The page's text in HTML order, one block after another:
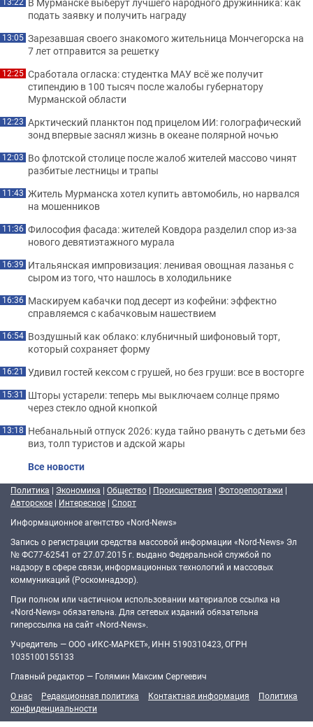
подать заявку и получить награду
13:05 Зарезавшая своего знакомого жительница Мончегорска на
7 лет отправится за решетку
12:25 Сработала огласка: студентка МАУ всё же получит
стипендию в 100 тысяч после жалобы губернатору
Мурманской области
12:23 Арктический планктон под прицелом ИИ: голографический
зонд впервые заснял жизнь в океане полярной ночью
12:03 Во флотской столице после жалоб жителей массово чинят
разбитые лестницы и трапы
11:43 Житель Мурманска хотел купить автомобиль, но нарвался
на мошенников
11:36 Философия фасада: жителей Ковдора разделил спор из-за
нового девятиэтажного мурала
16:39 Итальянская импровизация: ленивая овощная лазанья с
сыром из того, что нашлось в холодильнике
16:36 Маскируем кабачки под десерт из кофейни: эффектно
справляемся с кабачковым нашествием
16:54 Воздушный как облако: клубничный шифоновый торт,
который сохраняет форму
16:21 Удивил гостей кексом с грушей, но без груши: все в восторге
15:31 Шторы устарели: теперь мы выключаем солнце прямо
через стекло одной кнопкой
13:18 Небанальный отпуск 2026: куда тайно рвануть с детьми без
виз, толп туристов и адской жары
Все новости
Политика | Экономика | Общество | Происшествия | Фоторепортажи |
Авторское | Интересное | Спорт
Информационное агентство «Nord-News»
Запись о регистрации средства массовой информации «Nord-News» Эл
№ ФС77-62541 от 27.07.2015 г. выдано Федеральной службой по
надзору в сфере связи, информационных технологий и массовых
коммуникаций (Роскомнадзор).
При полном или частичном использовании материалов ссылка на
«Nord-News» обязательна. Для сетевых изданий обязательна
гиперссылка на сайт «Nord-News».
Учредитель — ООО «ИКС-МАРКЕТ», ИНН 5190310423, ОГРН
1035100155133
Главный редактор — Голямин Максим Сергеевич
О нас
Редакционная политика Контактная информация
Политика
конфиденциальности